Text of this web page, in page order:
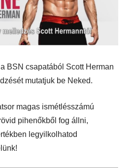
BSN csapatából Scott Herman
mutatjuk be Neked.
magas ismétlésszámú
pihenőkből fog állni,
legyilkolhatod